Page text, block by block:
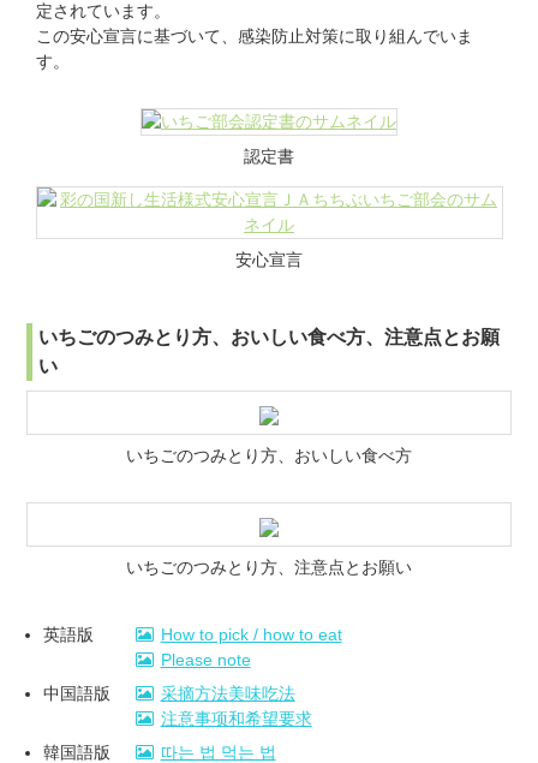
定されています。
この安心宣言に基づいて、感染防止対策に取り組んでいま
す。
認定書
安心宣言
いちごのつみとり方、おいしい食べ方、注意点とお願
い
いちごのつみとり方、おいしい食べ方
いちごのつみとり方、注意点とお願い
英語版
How to pick / how to eat
Please note
中国語版
采摘方法美味吃法
注意事项和希望要求
韓国語版
따는 법 먹는 법